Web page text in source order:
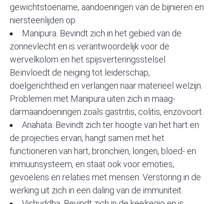
gewichtstoename, aandoeningen van de bijnieren en
niersteenlijden op.
Manipura. Bevindt zich in het gebied van de
zonnevlecht en is verantwoordelijk voor de
wervelkolom en het spijsverteringsstelsel.
Beïnvloedt de neiging tot leiderschap,
doelgerichtheid en verlangen naar materieel welzijn.
Problemen met Manipura uiten zich in maag-
darmaandoeningen zoals gastritis, colitis, enzovoort.
Anahata. Bevindt zich ter hoogte van het hart en
de projecties ervan; hangt samen met het
functioneren van hart, bronchiën, longen, bloed- en
immuunsysteem, en staat ook voor emoties,
gevoelens en relaties met mensen. Verstoring in de
werking uit zich in een daling van de immuniteit.